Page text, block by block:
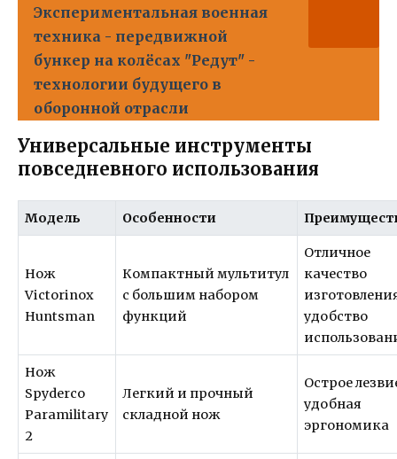
Экспериментальная военная
техника - передвижной
бункер на колёсах "Редут" -
технологии будущего в
оборонной отрасли
Универсальные инструменты
повседневного использования
Модель Особенности
Нож
Victorinox
Huntsman
Компактный мультитул
с большим набором
функций
Отличное
качество
удобство
Нож
Spyderco
Paramilitary
2
Легкий и прочный
складной нож
Острое
удобная
эргономика